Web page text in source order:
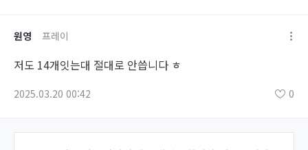
원영 프레이
저도 14개잇는대 절대로 안씁니다 ㅎ
2025.03.20 00:42 0